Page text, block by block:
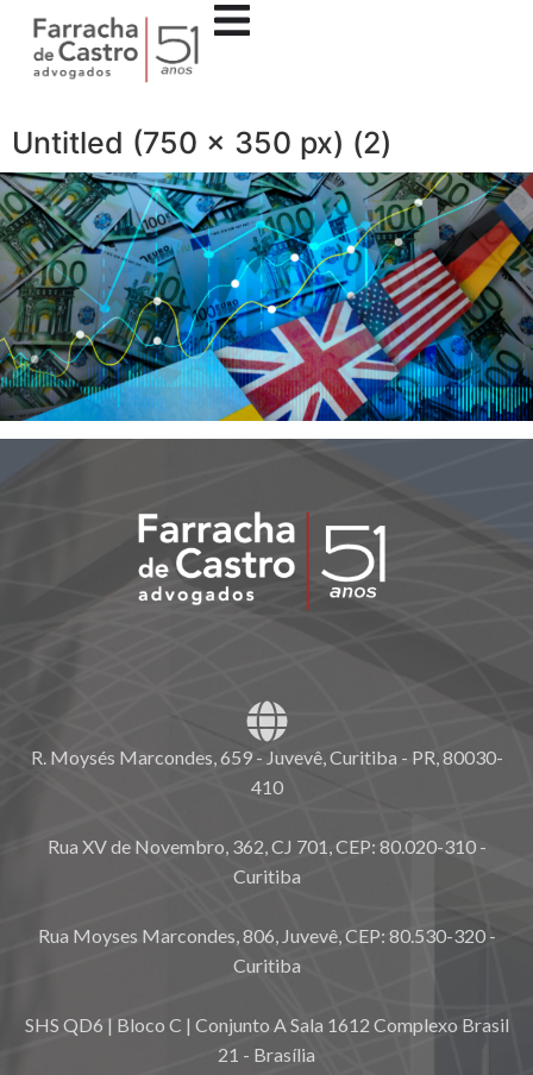
Untitled (750 x 350 px) (2)
R. Moysés Marcondes, 659 - Juvevê, Curitiba - PR, 80030-
410
Rua XV de Novembro, 362, CJ 701, CEP: 80.020-310 -
Curitiba
Rua Moyses Marcondes, 806, Juvevê, CEP: 80.530-320 -
Curitiba
SHS QD6 | Bloco C | Conjunto A Sala 1612 Complexo Brasil
21 - Brasília